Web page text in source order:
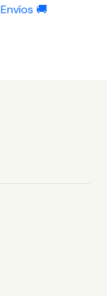
Envíos 🚚